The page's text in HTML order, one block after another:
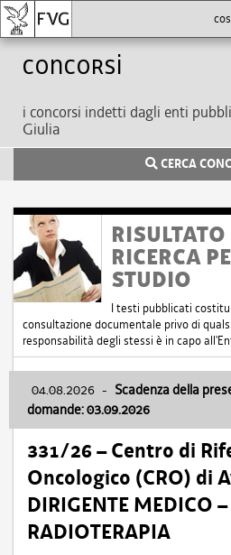
Concorsi
i concorsi indetti dagli enti
Giulia
CERCA
RICERCA
STUDIO
I testi pubblicati
consultazione documentale privo di
responsabilità degli stessi è in capo
04.08.2026 - Scadenza della
domande: 03.09.2026
331/26 – Centro di
Oncologico (CRO) di
DIRIGENTE MEDICO
RADIOTERAPIA